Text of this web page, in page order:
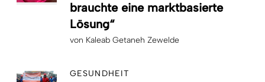
brauchte eine marktbasierte
Lösung“
von Kaleab Getaneh Zewelde
GESUNDHEIT